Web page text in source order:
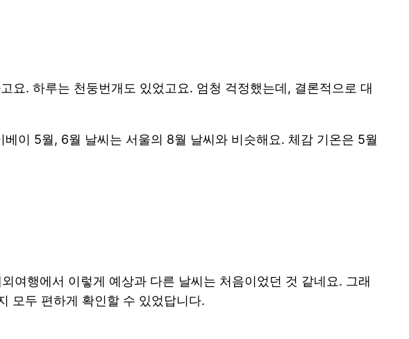
요. 하루는 천둥번개도 있었고요. 엄청 걱정했는데, 결론적으로 대
이 5월, 6월 날씨는 서울의 8월 날씨와 비슷해요. 체감 기온은 5월
여행에서 이렇게 예상과 다른 날씨는 처음이었던 것 같네요. 그래
모두 편하게 확인할 수 있었답니다.